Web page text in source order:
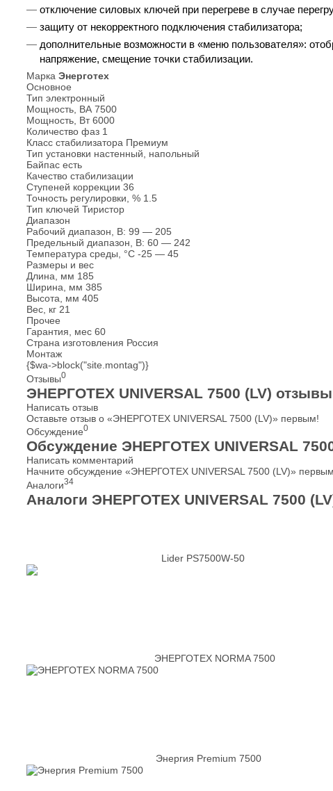
отключение силовых ключей при перегреве в случае
защиту от некорректного подключения стабилизатора;
дополнительные возможности в «меню пользователя»:
напряжение, смещение точки стабилизации.
Марка Энерготех
Основное
Тип электронный
Мощность, ВА 7500
Мощность, Вт 6000
Количество фаз 1
Класс стабилизатора Премиум
Тип установки настенный, напольный
Байпас есть
Качество стабилизации
Ступеней коррекции 36
Точность регулировки, % 1.5
Тип ключей Тиристор
Диапазон
Рабочий диапазон, В: 99 — 205
Предельный диапазон, В: 60 — 242
Температура среды, °С -25 — 45
Размеры и вес
Длина, мм 185
Ширина, мм 385
Высота, мм 405
Вес, кг 21
Прочее
Гарантия, мес 60
Страна изготовления Россия
Монтаж
{$wa->block("site.montag")}
Отзывы0
ЭНЕРГОТЕХ UNIVERSAL 7500 (LV) отзывы
Написать отзыв
Оставьте отзыв о «ЭНЕРГОТЕХ UNIVERSAL 7500 (LV)» первым!
Обсуждение0
Обсуждение ЭНЕРГОТЕХ UNIVERSAL
Написать комментарий
Начните обсуждение «ЭНЕРГОТЕХ UNIVERSAL 7500 (LV)»
Аналоги34
Аналоги ЭНЕРГОТЕХ UNIVERSAL 7500
Lider PS7500W-50
ЭНЕРГОТЕХ NORMA 7500
Энергия Premium 7500